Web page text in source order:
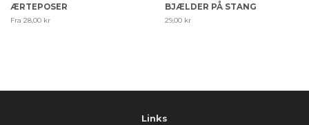
ÆRTEPOSER
Fra 28,00 kr
BJÆLDER PÅ STANG
Normal
29,00 kr
Links